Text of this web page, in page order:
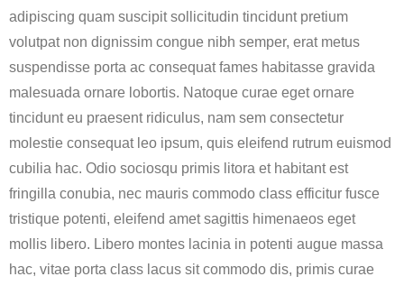
adipiscing quam suscipit sollicitudin tincidunt pretium
volutpat non dignissim congue nibh semper, erat metus
suspendisse porta ac consequat fames habitasse gravida
malesuada ornare lobortis. Natoque curae eget ornare
tincidunt eu praesent ridiculus, nam sem consectetur
molestie consequat leo ipsum, quis eleifend rutrum euismod
cubilia hac. Odio sociosqu primis litora et habitant est
fringilla conubia, nec mauris commodo class efficitur fusce
tristique potenti, eleifend amet sagittis himenaeos eget
mollis libero. Libero montes lacinia in potenti augue massa
hac, vitae porta class lacus sit commodo dis, primis curae